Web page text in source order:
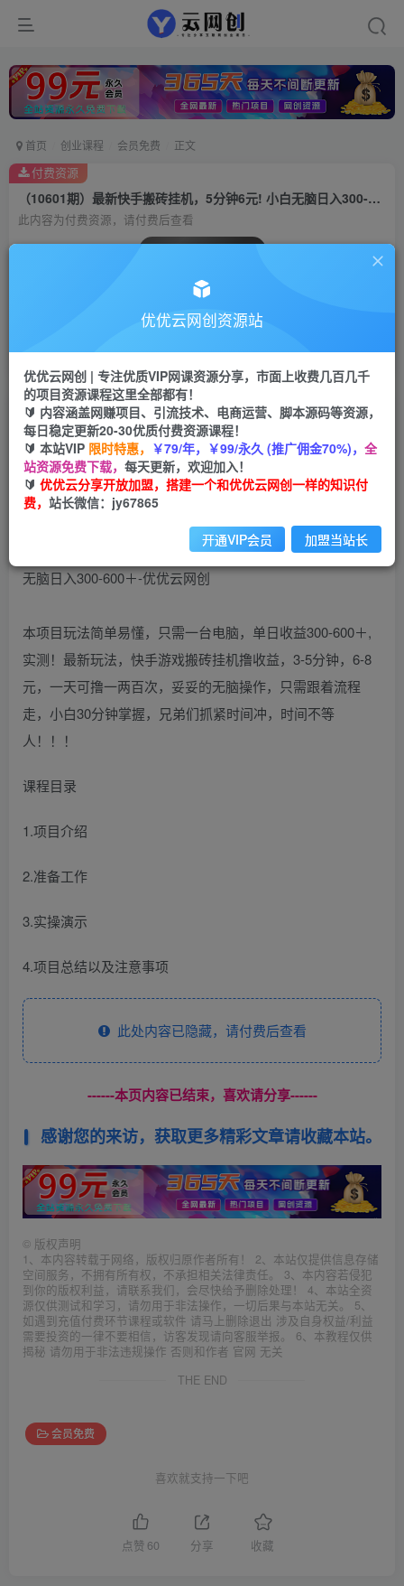
首页 创业课程 会员免费 正文
（10601期）最新快手搬砖挂机，5分钟6元! 小白无脑日入300-600＋
此内容为付费资源，请付费后查看
会员专属资源
您暂无购买权限，请先开通会员
开通会员
付费资源
（10601期）最新快手搬砖挂机，5分钟6元! 小白
无脑日入300-600＋
优优云网创
2年前更新
关注 私信
本项目玩法简单易懂，只需一台电脑，单日收益300-600＋,
实测！最新玩法，快手游戏搬砖挂机撸收益，3-5分钟，6-8
元，一天可撸一两百次，妥妥的无脑操作，只需跟着流程
走，小白30分钟掌握，兄弟们抓紧时间冲，时间不等
人！！！
课程目录
1.项目介绍
2.准备工作
3.实操演示
4.项目总结以及注意事项
此处内容已隐藏，请付费后查看
------本页内容已结束，喜欢请分享------
感谢您的来访，获取更多精彩文章请收藏本站。
© 版权声明
1、本内容转载于网络，版权归原作者所有！ 2、本站仅提供信息存储
空间服务，不拥有所有权，不承担相关法律责任。 3、本内容若侵犯
到你的版权利益，请联系我们，会尽快给予删除处理！ 4、本站全资
源仅供测试和学习，请勿用于非法操作，一切后果与本站无关。 5、
如遇到充值付费环节课程或软件 请马上删除退出 涉及自身权益/利益
需要投资的一律不要相信，访客发现请向客服举报。 6、本教程仅供
揭秘 请勿用于非法违规操作 否则和作者 官网 无关
THE END
会员免费
喜欢就支持一下吧
点赞 60 分享 收藏
优优云网创资源站
优优云网创 | 专注优质VIP网课资源分享，市面上收费几百几千
的项目资源课程这里全部都有！
🔰 内容涵盖网赚项目、引流技术、电商运营、脚本源码等资源，
每日稳定更新20-30优质付费资源课程！
🔰 本站VIP 限时特惠， ￥79/年，￥99/永久 (推广佣金70%)， 全
站资源免费下载， 每天更新，欢迎加入！
🔰 优优云分享开放加盟，搭建一个和优优云网创一样的知识付
费， 站长微信：jy67865
开通VIP会员 加盟当站长